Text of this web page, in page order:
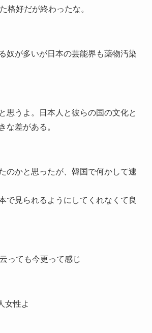
格好だが終わったな。
奴が多いが日本の芸能界も薬物汚染
思うよ。日本人と彼らの国の文化と
な差がある。
のかと思ったが、韓国で何かして逮
で見られるようにしてくれなくて良
っても今更って感じ
女性よ